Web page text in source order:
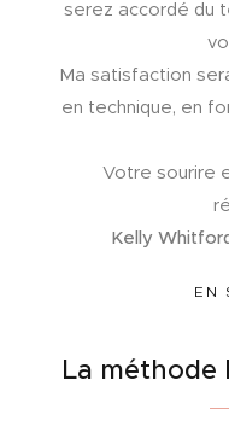
serez accordé du
Ma satisfaction
en technique, en
Votre sourire
Kelly
EN
La méthode